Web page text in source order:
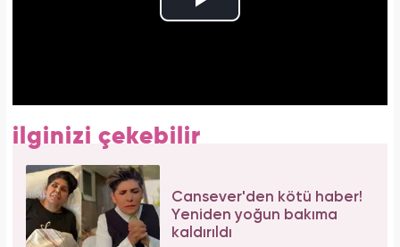
ilginizi çekebilir
Cansever'den kötü haber!
Yeniden yoğun bakıma
kaldırıldı